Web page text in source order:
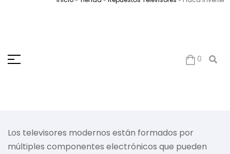
0
Los televisores modernos están formados por
múltiples componentes electrónicos que pueden